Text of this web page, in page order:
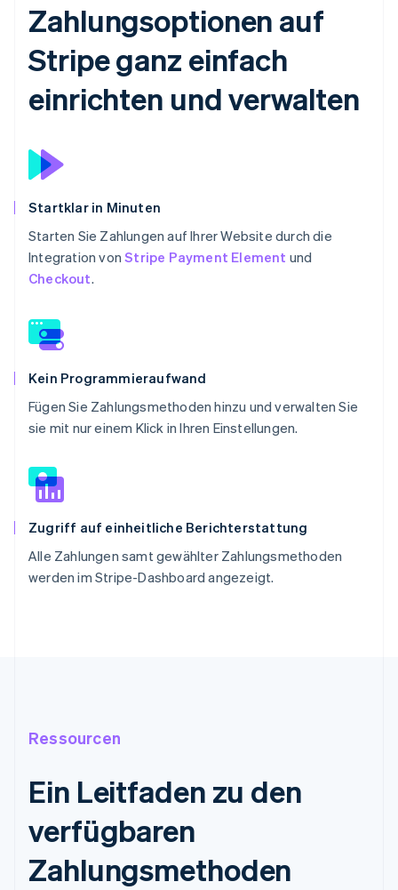
Zahlungsoptionen auf
Stripe ganz einfach
einrichten und verwalten
Startklar in Minuten
Starten Sie Zahlungen auf Ihrer Website durch die
Integration vonStripe Payment Element und
Checkout.
Kein Programmieraufwand
Fügen Sie Zahlungsmethoden hinzu und verwalten Sie
sie mit nur einem Klick in Ihren Einstellungen.
Zugriff auf einheitliche Berichterstattung
Alle Zahlungen samt gewählter Zahlungsmethoden
werden im Stripe-Dashboard angezeigt.
Ressourcen
Ein Leitfaden zu den
verfügbaren
Zahlungsmethoden